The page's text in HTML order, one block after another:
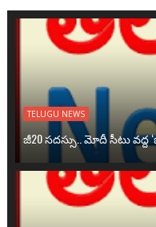
TELUGU NEWS
జీ20 సదస్సు.. మోదీ సీటు వద్ద